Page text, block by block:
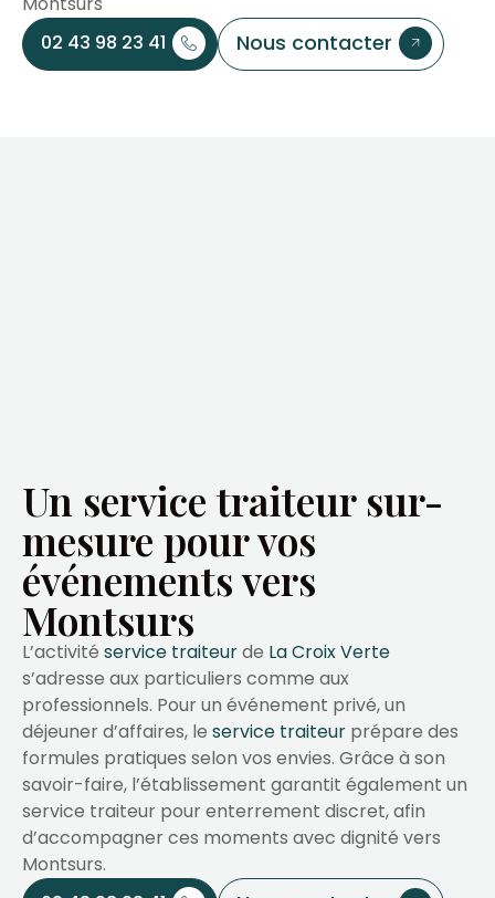
02 43 98 23 41
Nous contacter
Un service traiteur sur-
mesure pour vos
événements vers
Montsurs
L’activité service traiteurde La Croix Verte
s’adresse aux particuliers comme aux
professionnels. Pour un événement privé, un
déjeuner d’affaires, le service traiteur prépare des
formules pratiques selon vos envies. Grâce à son
savoir-faire, l’établissement garantit également un
service traiteur pour enterrement discret, afin
d’accompagner ces moments avec dignité vers
Montsurs.